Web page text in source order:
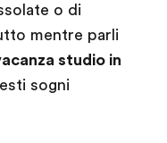
o di
mentre parli
studio in
sogni